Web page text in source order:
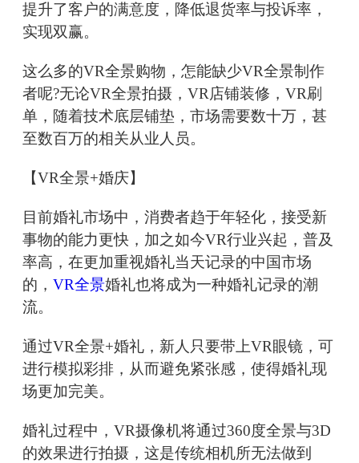
提升了客户的满意度，降低退货率与投诉率，
实现双赢。
这么多的VR全景购物，怎能缺少VR全景制作
者呢?无论VR全景拍摄，VR店铺装修，VR刷
单，随着技术底层铺垫，市场需要数十万，甚
至数百万的相关从业人员。
【VR全景+婚庆】
目前婚礼市场中，消费者趋于年轻化，接受新
事物的能力更快，加之如今VR行业兴起，普及
率高，在更加重视婚礼当天记录的中国市场
的， VR全景婚礼也将成为一种婚礼记录的潮
流。
通过VR全景+婚礼，新人只要带上VR眼镜，可
进行模拟彩排，从而避免紧张感，使得婚礼现
场更加完美。
婚礼过程中，VR摄像机将通过360度全景与3D
的效果进行拍摄，这是传统相机所无法做到